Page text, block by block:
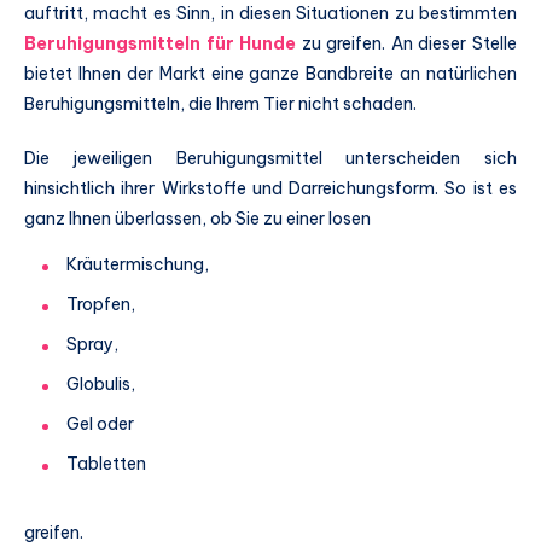
auftritt, macht es Sinn, in diesen Situationen zu bestimmten
Beruhigungsmitteln für Hunde zu greifen. An dieser Stelle
bietet Ihnen der Markt eine ganze Bandbreite an natürlichen
Beruhigungsmitteln, die Ihrem Tier nicht schaden.
Die jeweiligen Beruhigungsmittel unterscheiden sich
hinsichtlich ihrer Wirkstoffe und Darreichungsform. So ist es
ganz Ihnen überlassen, ob Sie zu einer losen
Kräutermischung,
Tropfen,
Spray,
Globulis,
Gel oder
Tabletten
greifen.